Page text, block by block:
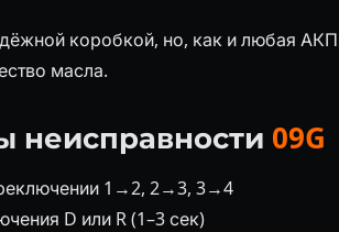
коробкой, но, как и любая
масла.
неисправности 09G
1→2, 2→3, 3→4
D или R (1–3 сек)